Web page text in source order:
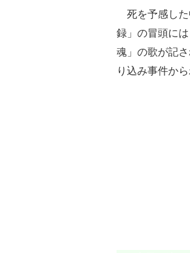
死を予感した
録」の冒頭に
魂」の歌が記
り込み事件か